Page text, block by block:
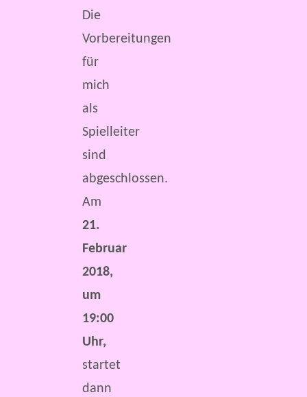
Die
Vorbereitungen
für
mich
als
Spielleiter
sind
abgeschlossen.
Am
21.
Februar
2018,
um
19:00
Uhr,
startet
dann